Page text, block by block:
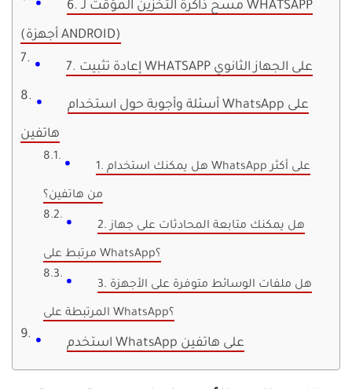
6. مسح ذاكرة التخزين المؤقت لـ WHATSAPP
(أجهزة ANDROID)
7. إعادة تثبيت WHATSAPP على الجهاز الثانوي
أسئلة وأجوبة حول استخدام WhatsApp على
هاتفين
1. هل يمكنك استخدام WhatsApp على أكثر
من هاتفين؟
2. هل يمكنك متابعة المحادثات على جهاز
مرتبط على WhatsApp؟
3. هل ملفات الوسائط متوفرة على الأجهزة
المرتبطة على WhatsApp؟
استخدم WhatsApp على هاتفين